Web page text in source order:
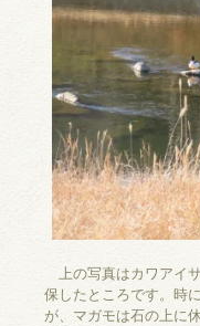
上の写真はカワアイ
保したところです。時
が、マガモは石の上に